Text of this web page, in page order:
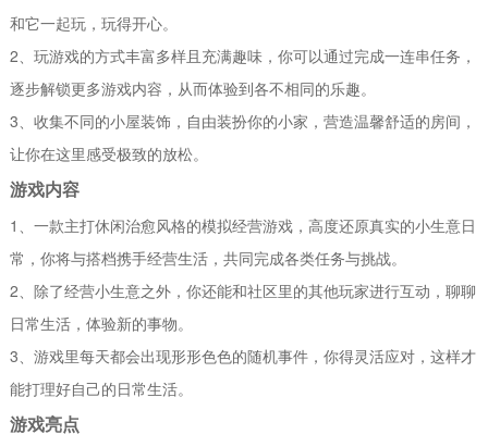
和它一起玩，玩得开心。
2、玩游戏的方式丰富多样且充满趣味，你可以通过完成一连串任务，
逐步解锁更多游戏内容，从而体验到各不相同的乐趣。
3、收集不同的小屋装饰，自由装扮你的小家，营造温馨舒适的房间，
让你在这里感受极致的放松。
游戏内容
1、一款主打休闲治愈风格的模拟经营游戏，高度还原真实的小生意日
常，你将与搭档携手经营生活，共同完成各类任务与挑战。
2、除了经营小生意之外，你还能和社区里的其他玩家进行互动，聊聊
日常生活，体验新的事物。
3、游戏里每天都会出现形形色色的随机事件，你得灵活应对，这样才
能打理好自己的日常生活。
游戏亮点